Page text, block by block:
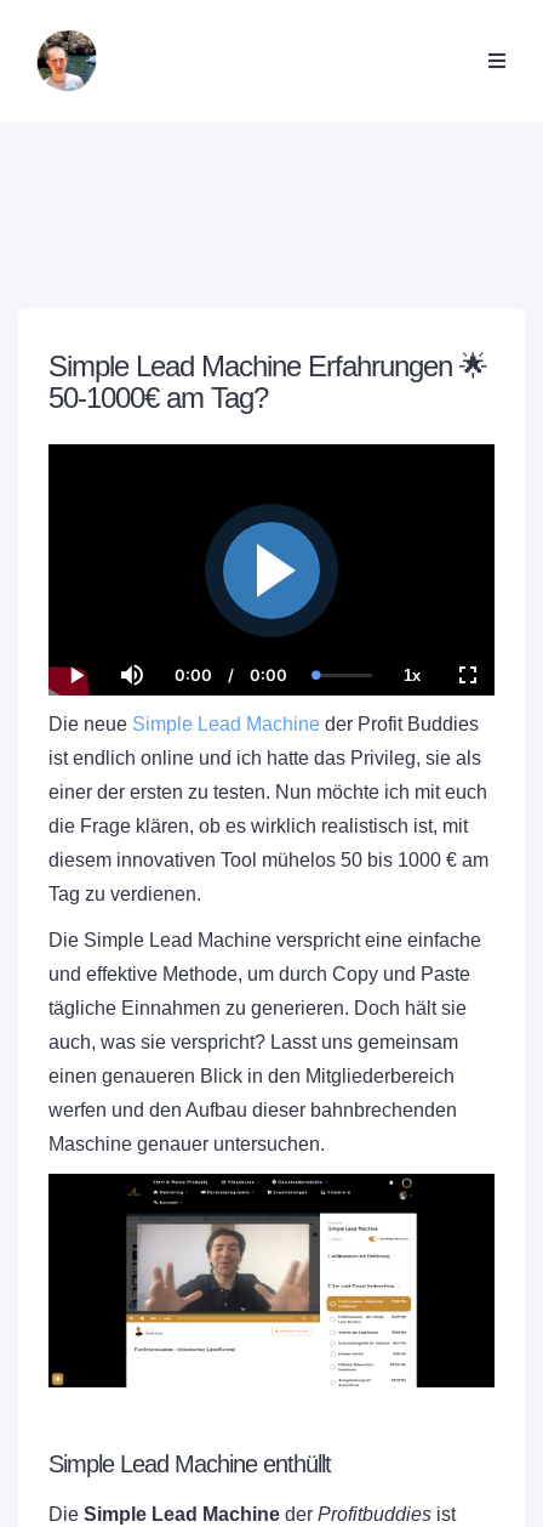
Simple Lead Machine Erfahrungen 🌟
50-1000€ am Tag?
P
l
y
M
u
t
e
C
u
n
T
m
e
0:00 /
D
u
a
i
n
0:00
L
o
d
d
0
0
0
%
1x
P
l
a
y
a
k
a
e
F
u
l
s
c
e
n
Die neue Simple Lead Machine der Profit Buddies
ist endlich online und ich hatte das Privileg, sie als
einer der ersten zu testen. Nun möchte ich mit euch
die Frage klären, ob es wirklich realistisch ist, mit
diesem innovativen Tool mühelos 50 bis 1000 € am
Tag zu verdienen.
Die Simple Lead Machine verspricht eine einfache
und effektive Methode, um durch Copy und Paste
tägliche Einnahmen zu generieren. Doch hält sie
auch, was sie verspricht? Lasst uns gemeinsam
einen genaueren Blick in den Mitgliederbereich
werfen und den Aufbau dieser bahnbrechenden
Maschine genauer untersuchen.
Simple Lead Machine enthüllt
Die Simple Lead Machine der Profitbuddies ist